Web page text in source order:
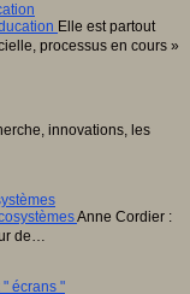
Elle est partout
processus en cours »
innovations, les
Anne Cordier :
de…
écrans "